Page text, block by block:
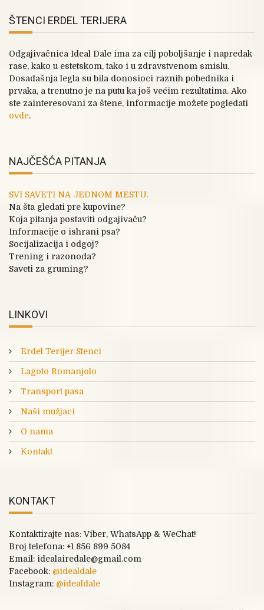
ŠTENCI ERDEL TERIJERA
Odgajivačnica Ideal Dale ima za cilj poboljšanje i napredak
rase, kako u estetskom, tako i u zdravstvenom smislu.
Dosadašnja legla su bila donosioci raznih pobednika i
prvaka, a trenutno je na putu ka još većim rezultatima. Ako
ste zainteresovani za štene, informacije možete pogledati
ovde.
NAJČEŠĆA PITANJA
SVI SAVETI NA JEDNOM MESTU.
Na šta gledati pre kupovine?
Koja pitanja postaviti odgajivaču?
Informacije o ishrani psa?
Socijalizacija i odgoj?
Trening i razonoda?
Saveti za gruming?
LINKOVI
Erdel Terijer Stenci
Lagoto Romanjolo
Transport pasa
Naši mužjaci
O nama
Kontakt
KONTAKT
Kontaktirajte nas: Viber, WhatsApp & WeChat!
Broj telefona: +1 856 899 5084
Email: idealairedale@gmail.com
Facebook: @idealdale
Instagram: @idealdale